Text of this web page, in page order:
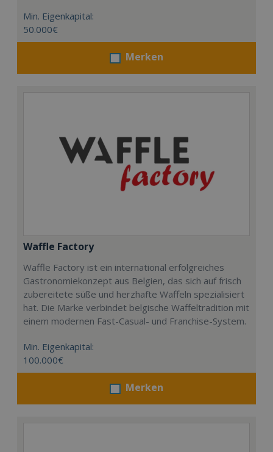
Min. Eigenkapital:
50.000€
Merken
Waffle Factory
Waffle Factory ist ein international erfolgreiches
Gastronomiekonzept aus Belgien, das sich auf frisch
zubereitete süße und herzhafte Waffeln spezialisiert
hat. Die Marke verbindet belgische Waffeltradition mit
einem modernen Fast-Casual- und Franchise-System.
Min. Eigenkapital:
100.000€
Merken